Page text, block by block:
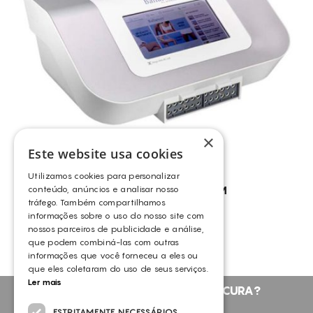
CONSUMÍVEIS
ASSISTÊNCIA TÉCNICA
CONTACTOS
BALLANCER
TODOS OS TRATAMENTOS
CELULITE ADIPOSA
CELULITE GRAU I-III
TRATAMENTO DA CELULITE
PELES CASCA DE LARANJA
CELULITE LOCALIZADA
ANTI-CELULITE
EMAGRECIMENTO
PELES OLEOSAS
COMEDONS
BALLANCER® – PLATINUM
BALLANCER
NÃO ENCONTROU O QUE PROCURA?
FALE CONNOSCO
×
Este website usa cookies
Utilizamos cookies para personalizar
conteúdo, anúncios e analisar nosso
tráfego. Também compartilhamos
informações sobre o uso do nosso site com
nossos parceiros de publicidade e análise,
que podem combiná-las com outras
informações que você forneceu a eles ou
que eles coletaram do uso de seus serviços.
Ler mais